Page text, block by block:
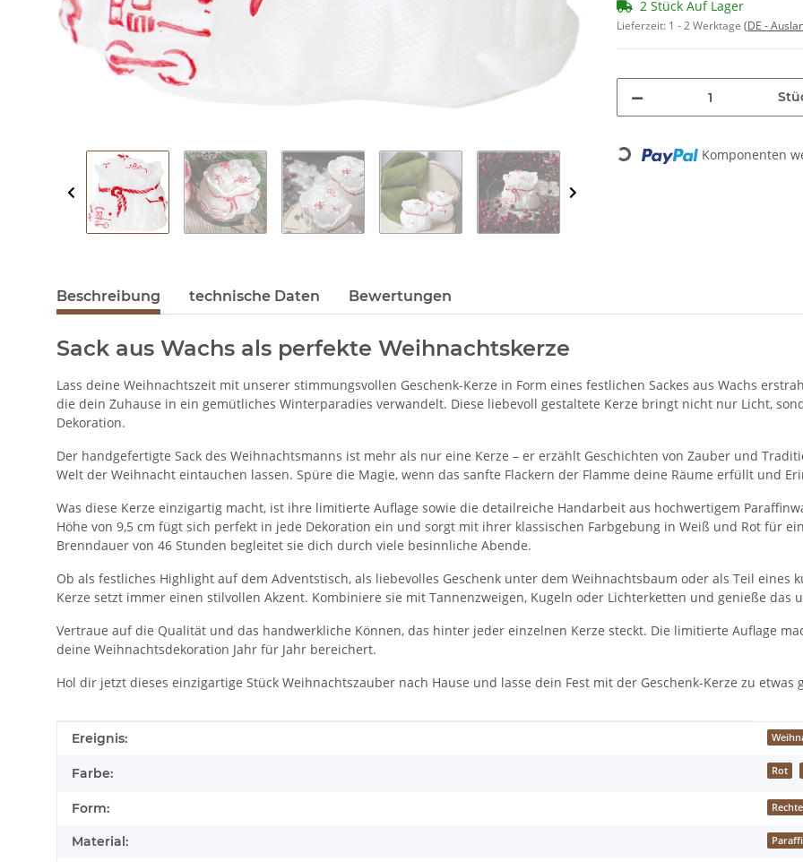
2 Stück Auf Lager
Lieferzeit: 1 - 2 Werktage (DE -
Loading... Komponenten
Beschreibung technische Daten Bewertungen
Sack aus Wachs als perfekte Weihnachtskerze
Lass deine Weihnachtszeit mit unserer stimmungsvollen Geschenk-Kerze in Form eines festlichen Sackes aus Wachs
die dein Zuhause in ein gemütliches Winterparadies verwandelt. Diese liebevoll gestaltete Kerze bringt nicht nur Licht,
Dekoration.
Der handgefertigte Sack des Weihnachtsmanns ist mehr als nur eine Kerze – er erzählt Geschichten von Zauber und
Welt der Weihnacht eintauchen lassen. Spüre die Magie, wenn das sanfte Flackern der Flamme deine Räume erfüllt und
Was diese Kerze einzigartig macht, ist ihre limitierte Auflage sowie die detailreiche Handarbeit aus hochwertigem
Höhe von 9,5 cm fügt sich perfekt in jede Dekoration ein und sorgt mit ihrer klassischen Farbgebung in Weiß und Rot für
Brenndauer von 46 Stunden begleitet sie dich durch viele besinnliche Abende.
Ob als festliches Highlight auf dem Adventstisch, als liebevolles Geschenk unter dem Weihnachtsbaum oder als Teil
Kerze setzt immer einen stilvollen Akzent. Kombiniere sie mit Tannenzweigen, Kugeln oder Lichterketten und genieße das
Vertraue auf die Qualität und das handwerkliche Können, das hinter jeder einzelnen Kerze steckt. Die limitierte Auflage
deine Weihnachtsdekoration Jahr für Jahr bereichert.
Hol dir jetzt dieses einzigartige Stück Weihnachtszauber nach Hause und lasse dein Fest mit der Geschenk-Kerze zu etwas
Produkteigenschaft
Wert
Ereignis:
Farbe: Rot
Form:
Material: